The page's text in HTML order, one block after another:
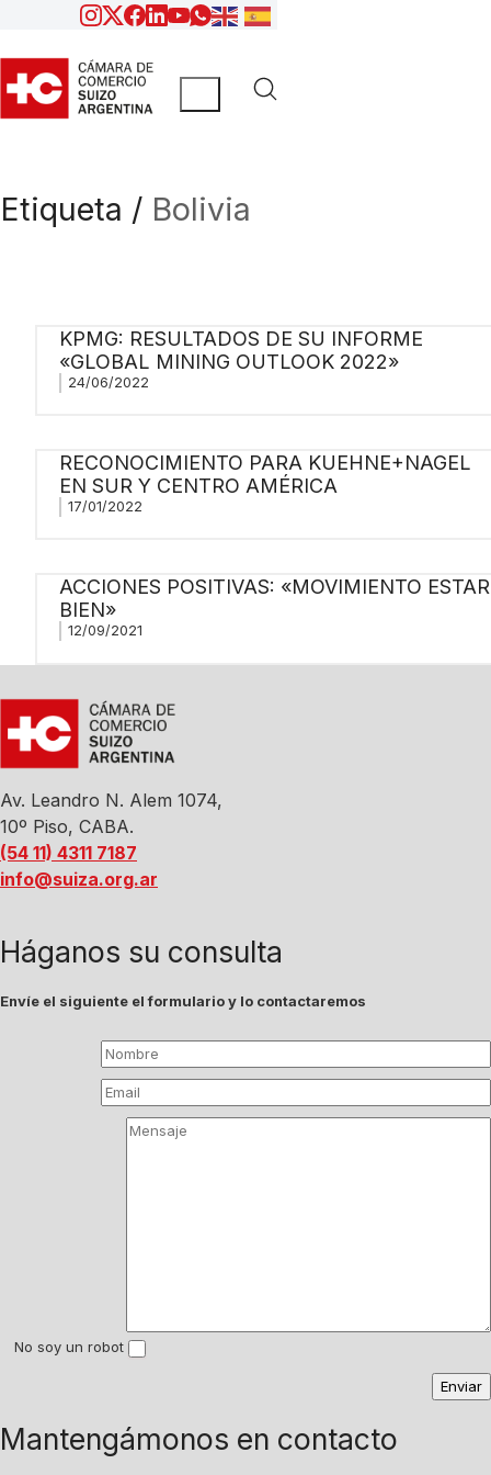
Etiqueta / Bolivia
KPMG: RESULTADOS DE SU INFORME
«GLOBAL MINING OUTLOOK 2022»
24/06/2022
RECONOCIMIENTO PARA KUEHNE+NAGEL
EN SUR Y CENTRO AMÉRICA
17/01/2022
ACCIONES POSITIVAS: «MOVIMIENTO ESTAR
BIEN»
12/09/2021
Av. Leandro N. Alem 1074,
10º Piso, CABA.
(54 11) 4311 7187
info@suiza.org.ar
Háganos su consulta
Envíe el siguiente el formulario y lo contactaremos
No soy un robot
Mantengámonos en contacto